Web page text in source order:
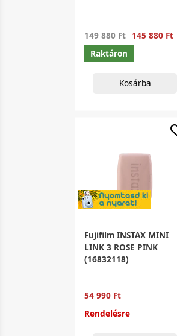
149 880 Ft 145 880 Ft
Raktáron
Kosárba
Fujifilm INSTAX MINI
LINK 3 ROSE PINK
(16832118)
54 990 Ft
Rendelésre